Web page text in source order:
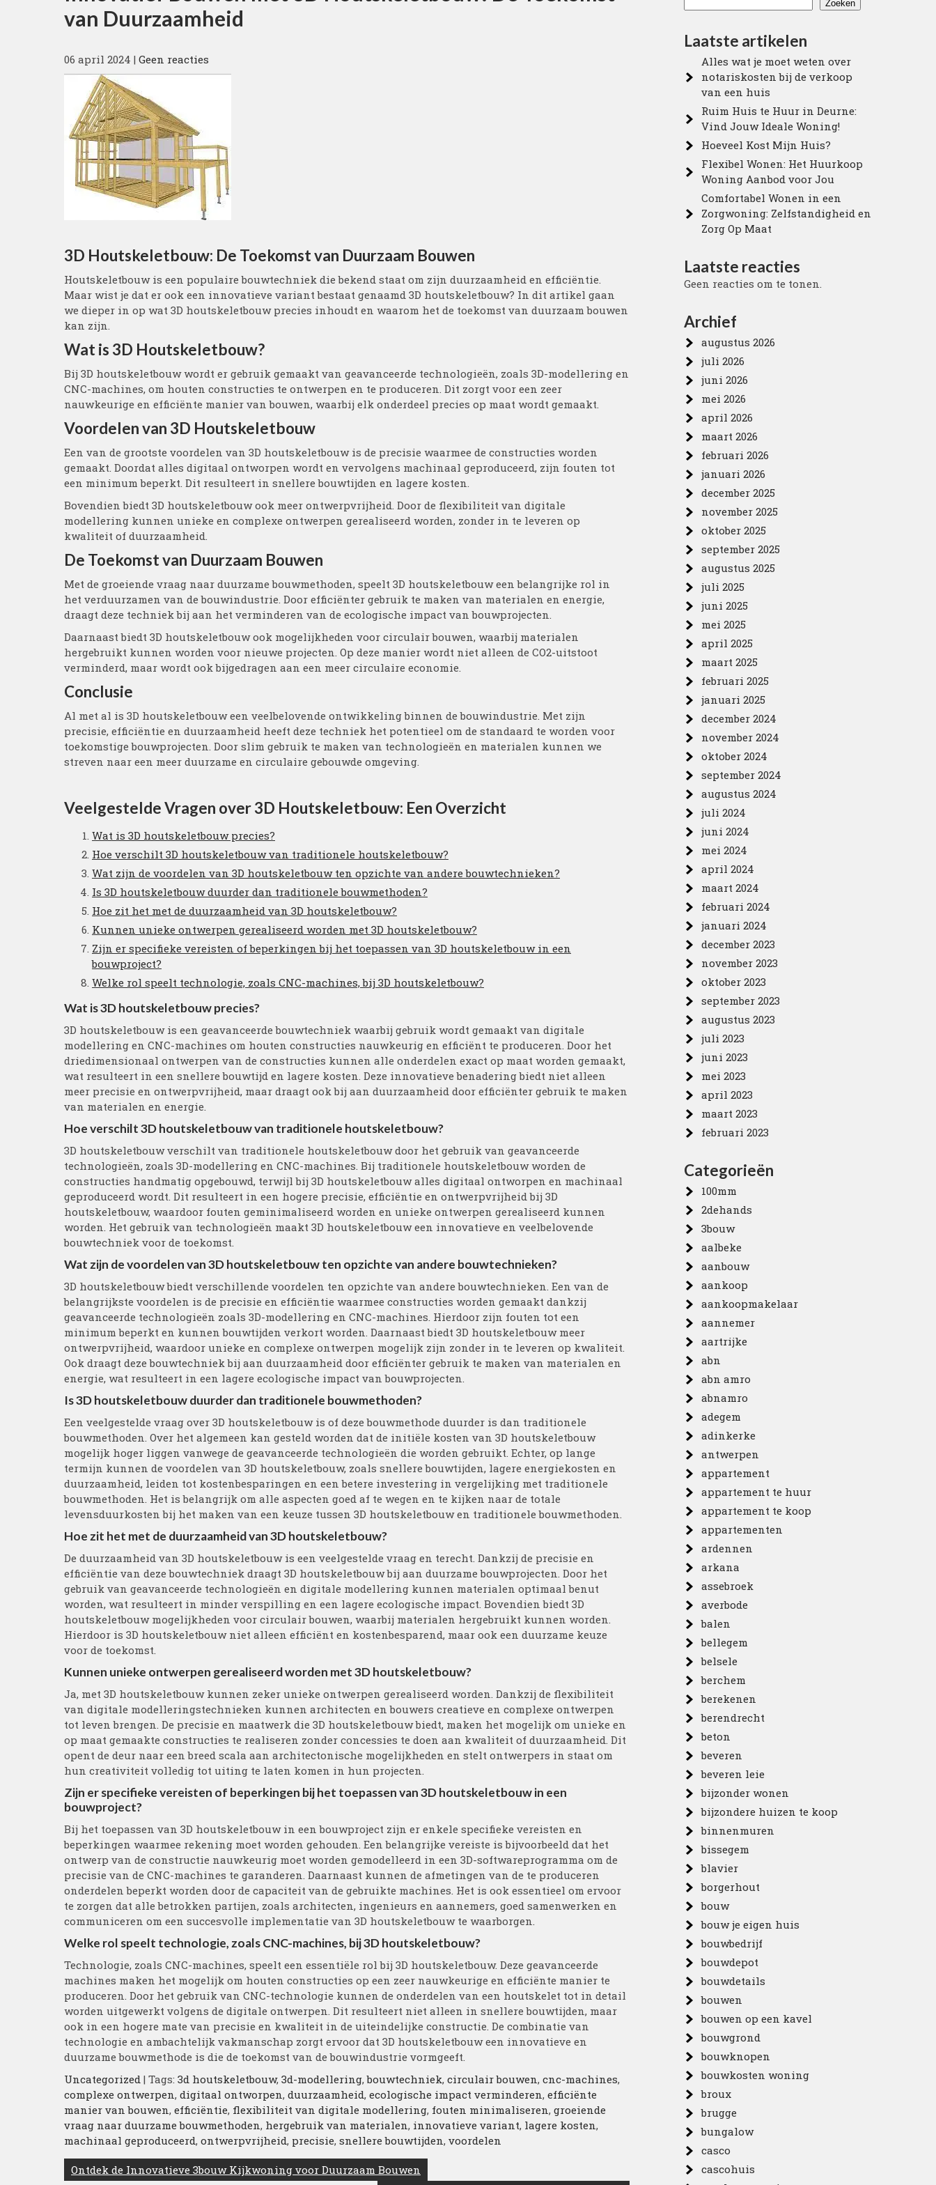
van Duurzaamheid
06 april 2024 | Geen reacties
3D Houtskeletbouw: De Toekomst van Duurzaam Bouwen
Houtskeletbouw is een populaire bouwtechniek die bekend staat om zijn duurzaamheid en efficiëntie.
Maar wist je dat er ook een innovatieve variant bestaat genaamd 3D houtskeletbouw? In dit artikel gaan
we dieper in op wat 3D houtskeletbouw precies inhoudt en waarom het de toekomst van duurzaam bouwen
kan zijn.
Wat is 3D Houtskeletbouw?
Bij 3D houtskeletbouw wordt er gebruik gemaakt van geavanceerde technologieën, zoals 3D-modellering en
CNC-machines, om houten constructies te ontwerpen en te produceren. Dit zorgt voor een zeer
nauwkeurige en efficiënte manier van bouwen, waarbij elk onderdeel precies op maat wordt gemaakt.
Voordelen van 3D Houtskeletbouw
Een van de grootste voordelen van 3D houtskeletbouw is de precisie waarmee de constructies worden
gemaakt. Doordat alles digitaal ontworpen wordt en vervolgens machinaal geproduceerd, zijn fouten tot
een minimum beperkt. Dit resulteert in snellere bouwtijden en lagere kosten.
Bovendien biedt 3D houtskeletbouw ook meer ontwerpvrijheid. Door de flexibiliteit van digitale
modellering kunnen unieke en complexe ontwerpen gerealiseerd worden, zonder in te leveren op
kwaliteit of duurzaamheid.
De Toekomst van Duurzaam Bouwen
Met de groeiende vraag naar duurzame bouwmethoden, speelt 3D houtskeletbouw een belangrijke rol in
het verduurzamen van de bouwindustrie. Door efficiënter gebruik te maken van materialen en energie,
draagt deze techniek bij aan het verminderen van de ecologische impact van bouwprojecten.
Daarnaast biedt 3D houtskeletbouw ook mogelijkheden voor circulair bouwen, waarbij materialen
hergebruikt kunnen worden voor nieuwe projecten. Op deze manier wordt niet alleen de CO2-uitstoot
verminderd, maar wordt ook bijgedragen aan een meer circulaire economie.
Conclusie
Al met al is 3D houtskeletbouw een veelbelovende ontwikkeling binnen de bouwindustrie. Met zijn
precisie, efficiëntie en duurzaamheid heeft deze techniek het potentieel om de standaard te worden voor
toekomstige bouwprojecten. Door slim gebruik te maken van technologieën en materialen kunnen we
streven naar een meer duurzame en circulaire gebouwde omgeving.
Veelgestelde Vragen over 3D Houtskeletbouw: Een Overzicht
Wat is 3D houtskeletbouw precies?
Hoe verschilt 3D houtskeletbouw van traditionele houtskeletbouw?
Wat zijn de voordelen van 3D houtskeletbouw ten opzichte van andere bouwtechnieken?
Is 3D houtskeletbouw duurder dan traditionele bouwmethoden?
Hoe zit het met de duurzaamheid van 3D houtskeletbouw?
Kunnen unieke ontwerpen gerealiseerd worden met 3D houtskeletbouw?
Zijn er specifieke vereisten of beperkingen bij het toepassen van 3D houtskeletbouw in een
bouwproject?
Welke rol speelt technologie, zoals CNC-machines, bij 3D houtskeletbouw?
Wat is 3D houtskeletbouw precies?
3D houtskeletbouw is een geavanceerde bouwtechniek waarbij gebruik wordt gemaakt van digitale
modellering en CNC-machines om houten constructies nauwkeurig en efficiënt te produceren. Door het
driedimensionaal ontwerpen van de constructies kunnen alle onderdelen exact op maat worden gemaakt,
wat resulteert in een snellere bouwtijd en lagere kosten. Deze innovatieve benadering biedt niet alleen
meer precisie en ontwerpvrijheid, maar draagt ook bij aan duurzaamheid door efficiënter gebruik te maken
van materialen en energie.
Hoe verschilt 3D houtskeletbouw van traditionele houtskeletbouw?
3D houtskeletbouw verschilt van traditionele houtskeletbouw door het gebruik van geavanceerde
technologieën, zoals 3D-modellering en CNC-machines. Bij traditionele houtskeletbouw worden de
constructies handmatig opgebouwd, terwijl bij 3D houtskeletbouw alles digitaal ontworpen en machinaal
geproduceerd wordt. Dit resulteert in een hogere precisie, efficiëntie en ontwerpvrijheid bij 3D
houtskeletbouw, waardoor fouten geminimaliseerd worden en unieke ontwerpen gerealiseerd kunnen
worden. Het gebruik van technologieën maakt 3D houtskeletbouw een innovatieve en veelbelovende
bouwtechniek voor de toekomst.
Wat zijn de voordelen van 3D houtskeletbouw ten opzichte van andere bouwtechnieken?
3D houtskeletbouw biedt verschillende voordelen ten opzichte van andere bouwtechnieken. Een van de
belangrijkste voordelen is de precisie en efficiëntie waarmee constructies worden gemaakt dankzij
geavanceerde technologieën zoals 3D-modellering en CNC-machines. Hierdoor zijn fouten tot een
minimum beperkt en kunnen bouwtijden verkort worden. Daarnaast biedt 3D houtskeletbouw meer
ontwerpvrijheid, waardoor unieke en complexe ontwerpen mogelijk zijn zonder in te leveren op kwaliteit.
Ook draagt deze bouwtechniek bij aan duurzaamheid door efficiënter gebruik te maken van materialen en
energie, wat resulteert in een lagere ecologische impact van bouwprojecten.
Is 3D houtskeletbouw duurder dan traditionele bouwmethoden?
Een veelgestelde vraag over 3D houtskeletbouw is of deze bouwmethode duurder is dan traditionele
bouwmethoden. Over het algemeen kan gesteld worden dat de initiële kosten van 3D houtskeletbouw
mogelijk hoger liggen vanwege de geavanceerde technologieën die worden gebruikt. Echter, op lange
termijn kunnen de voordelen van 3D houtskeletbouw, zoals snellere bouwtijden, lagere energiekosten en
duurzaamheid, leiden tot kostenbesparingen en een betere investering in vergelijking met traditionele
bouwmethoden. Het is belangrijk om alle aspecten goed af te wegen en te kijken naar de totale
levensduurkosten bij het maken van een keuze tussen 3D houtskeletbouw en traditionele bouwmethoden.
Hoe zit het met de duurzaamheid van 3D houtskeletbouw?
De duurzaamheid van 3D houtskeletbouw is een veelgestelde vraag en terecht. Dankzij de precisie en
efficiëntie van deze bouwtechniek draagt 3D houtskeletbouw bij aan duurzame bouwprojecten. Door het
gebruik van geavanceerde technologieën en digitale modellering kunnen materialen optimaal benut
worden, wat resulteert in minder verspilling en een lagere ecologische impact. Bovendien biedt 3D
houtskeletbouw mogelijkheden voor circulair bouwen, waarbij materialen hergebruikt kunnen worden.
Hierdoor is 3D houtskeletbouw niet alleen efficiënt en kostenbesparend, maar ook een duurzame keuze
voor de toekomst.
Kunnen unieke ontwerpen gerealiseerd worden met 3D houtskeletbouw?
Ja, met 3D houtskeletbouw kunnen zeker unieke ontwerpen gerealiseerd worden. Dankzij de flexibiliteit
van digitale modelleringstechnieken kunnen architecten en bouwers creatieve en complexe ontwerpen
tot leven brengen. De precisie en maatwerk die 3D houtskeletbouw biedt, maken het mogelijk om unieke en
op maat gemaakte constructies te realiseren zonder concessies te doen aan kwaliteit of duurzaamheid. Dit
opent de deur naar een breed scala aan architectonische mogelijkheden en stelt ontwerpers in staat om
hun creativiteit volledig tot uiting te laten komen in hun projecten.
Zijn er specifieke vereisten of beperkingen bij het toepassen van 3D houtskeletbouw in een
bouwproject?
Bij het toepassen van 3D houtskeletbouw in een bouwproject zijn er enkele specifieke vereisten en
beperkingen waarmee rekening moet worden gehouden. Een belangrijke vereiste is bijvoorbeeld dat het
ontwerp van de constructie nauwkeurig moet worden gemodelleerd in een 3D-softwareprogramma om de
precisie van de CNC-machines te garanderen. Daarnaast kunnen de afmetingen van de te produceren
onderdelen beperkt worden door de capaciteit van de gebruikte machines. Het is ook essentieel om ervoor
te zorgen dat alle betrokken partijen, zoals architecten, ingenieurs en aannemers, goed samenwerken en
communiceren om een succesvolle implementatie van 3D houtskeletbouw te waarborgen.
Welke rol speelt technologie, zoals CNC-machines, bij 3D houtskeletbouw?
Technologie, zoals CNC-machines, speelt een essentiële rol bij 3D houtskeletbouw. Deze geavanceerde
machines maken het mogelijk om houten constructies op een zeer nauwkeurige en efficiënte manier te
produceren. Door het gebruik van CNC-technologie kunnen de onderdelen van een houtskelet tot in detail
worden uitgewerkt volgens de digitale ontwerpen. Dit resulteert niet alleen in snellere bouwtijden, maar
ook in een hogere mate van precisie en kwaliteit in de uiteindelijke constructie. De combinatie van
technologie en ambachtelijk vakmanschap zorgt ervoor dat 3D houtskeletbouw een innovatieve en
duurzame bouwmethode is die de toekomst van de bouwindustrie vormgeeft.
Uncategorized | Tags: 3d houtskeletbouw, 3d-modellering,bouwtechniek, circulair bouwen, cnc-machines,
complexe ontwerpen, digitaal ontworpen, duurzaamheid, ecologische impact verminderen, efficiënte
manier van bouwen, efficiëntie, flexibiliteit van digitale modellering, fouten minimaliseren, groeiende
vraag naar duurzame bouwmethoden, hergebruik van materialen, innovatieve variant, lagere kosten,
machinaal geproduceerd, ontwerpvrijheid, precisie, snellere bouwtijden, voordelen
Berichtnavigatie
Ontdek de Innovatieve 3bouw Kijkwoning voor Duurzaam Bouwen
Zoeken
Laatste artikelen
Alles wat je moet weten over
notariskosten bij de verkoop
van een huis
Ruim Huis te Huur in Deurne:
Vind Jouw Ideale Woning!
Hoeveel Kost Mijn Huis?
Flexibel Wonen: Het Huurkoop
Woning Aanbod voor Jou
Comfortabel Wonen in een
Zorgwoning: Zelfstandigheid en
Zorg Op Maat
Laatste reacties
Geen reacties om te tonen.
Archief
augustus 2026
juli 2026
juni 2026
mei 2026
april 2026
maart 2026
februari 2026
januari 2026
december 2025
november 2025
oktober 2025
september 2025
augustus 2025
juli 2025
juni 2025
mei 2025
april 2025
maart 2025
februari 2025
januari 2025
december 2024
november 2024
oktober 2024
september 2024
augustus 2024
juli 2024
juni 2024
mei 2024
april 2024
maart 2024
februari 2024
januari 2024
december 2023
november 2023
oktober 2023
september 2023
augustus 2023
juli 2023
juni 2023
mei 2023
april 2023
maart 2023
februari 2023
Categorieën
100mm
2dehands
3bouw
aalbeke
aanbouw
aankoop
aankoopmakelaar
aannemer
aartrijke
abn
abn amro
abnamro
adegem
adinkerke
antwerpen
appartement
appartement te huur
appartement te koop
appartementen
ardennen
arkana
assebroek
averbode
balen
bellegem
belsele
berchem
berekenen
berendrecht
beton
beveren
beveren leie
bijzonder wonen
bijzondere huizen te koop
binnenmuren
bissegem
blavier
borgerhout
bouw
bouw je eigen huis
bouwbedrijf
bouwdepot
bouwdetails
bouwen
bouwen op een kavel
bouwgrond
bouwknopen
bouwkosten woning
broux
brugge
bungalow
casco
cascohuis